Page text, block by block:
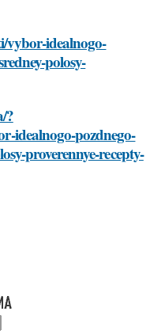
vybor-idealnogo-
polosy-
?
idealnogo-pozdnego-
proverennye-recepty-